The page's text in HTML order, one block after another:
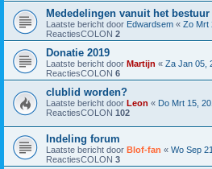
Mededelingen vanuit het bestuur
Laatste bericht door Edwardsem « Zo Mrt
ReactiesCOLON 2
Donatie 2019
Laatste bericht door Martijn « Za Jan 05,
ReactiesCOLON 6
clublid worden?
Laatste bericht door Leon « Do Mrt 15,
ReactiesCOLON 102
Indeling forum
Laatste bericht door Blof-fan « Wo Sep
ReactiesCOLON 3